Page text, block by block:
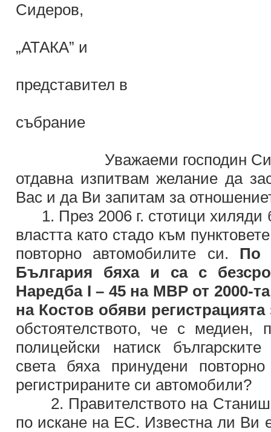
Сидеров,
„АТАКА” и
представител в
събрание
Уважаеми господин
отдавна изпитвам желание да
Вас и да Ви запитам за
1. През 2006 г. стотици хиляди
властта като стадо към
повторно автомобилите си. По
България бяха и са с
Наредба І – 45 на МВР от 2000-
на Костов обяви регистрацията
обстоятелството, че с медиен,
полицейски натиск
света бяха принудени
регистрираните си автомобили?
2. Правителството на
по искане на ЕС. Известна ли Ви